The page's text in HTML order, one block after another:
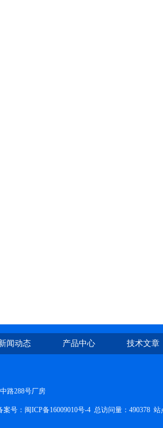
闻动态 产品中心 技术文章
路288号厂房
号： 闽ICP备16009010号-4 总访问量：490378 站